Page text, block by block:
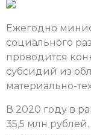
Ежегодно
социального
проводится
субсидий из
материально-
В 2020 году в
35,5 млн